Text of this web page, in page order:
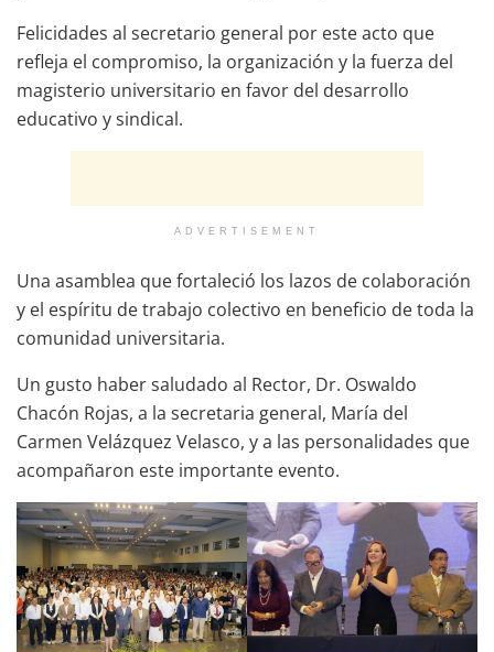
Felicidades al secretario general por este acto que
refleja el compromiso, la organización y la fuerza del
magisterio universitario en favor del desarrollo
educativo y sindical.
ADVERTISEMENT
Una asamblea que fortaleció los lazos de colaboración
y el espíritu de trabajo colectivo en beneficio de toda la
comunidad universitaria.
Un gusto haber saludado al Rector, Dr. Oswaldo
Chacón Rojas, a la secretaria general, María del
Carmen Velázquez Velasco, y a las personalidades que
acompañaron este importante evento.